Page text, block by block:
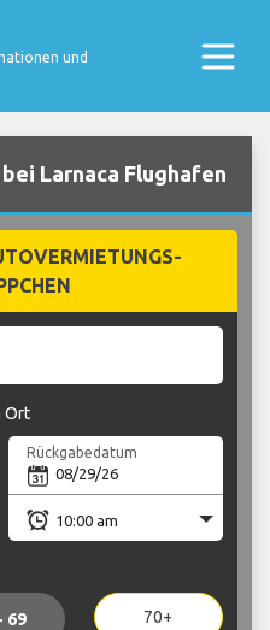
und
Larnaca Flughafen
Ort
Rückgabedatum
69 70+